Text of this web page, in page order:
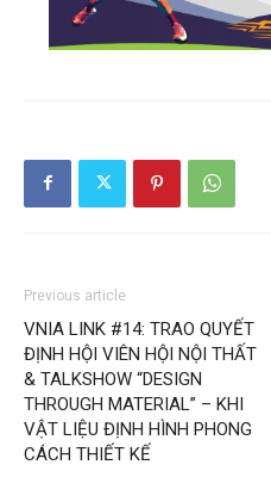
Previous article
VNIA LINK #14: TRAO QUYẾT
ĐỊNH HỘI VIÊN HỘI NỘI THẤT
& TALKSHOW “DESIGN
THROUGH MATERIAL” – KHI
VẬT LIỆU ĐỊNH HÌNH PHONG
CÁCH THIẾT KẾ